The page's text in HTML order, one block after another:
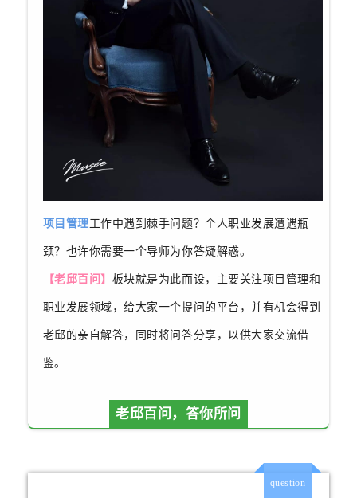
项目管理工作中遇到棘手问题？个人职业发展遭遇瓶
颈？也许你需要一个导师为你答疑解惑。
【老邱百问】 板块就是为此而设，主要关注项目管理和
职业发展领域，给大家一个提问的平台，并有机会得到
老邱的亲自解答，同时将问答分享，以供大家交流借
鉴。
老邱百问，答你所问
question